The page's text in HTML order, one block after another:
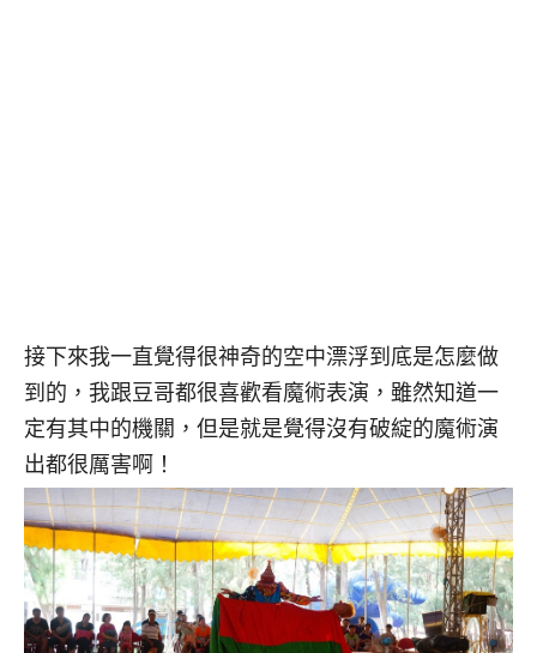
接下來我一直覺得很神奇的空中漂浮到底是怎麼做
到的，我跟豆哥都很喜歡看魔術表演，雖然知道一
定有其中的機關，但是就是覺得沒有破綻的魔術演
出都很厲害啊！